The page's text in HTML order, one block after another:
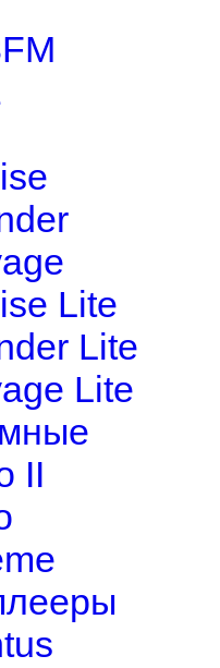
Lite
Lite
Lite
II